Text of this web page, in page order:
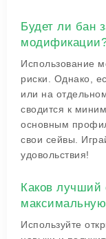
Будет ли бан
Использование
риски. Однако,
или на
сводится к
основным
свои сейвы.
удовольствия!
Каков лучший
Используйте